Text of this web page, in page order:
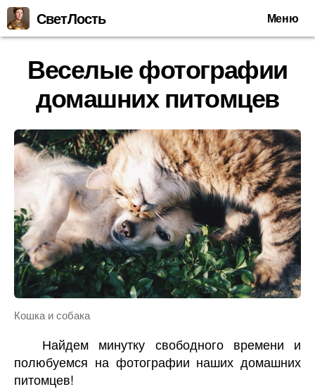
СветЛость Меню
Веселые фотографии
домашних питомцев
Кошка и собака
Найдем минутку свободного времени и
полюбуемся на фотографии наших домашних
питомцев!